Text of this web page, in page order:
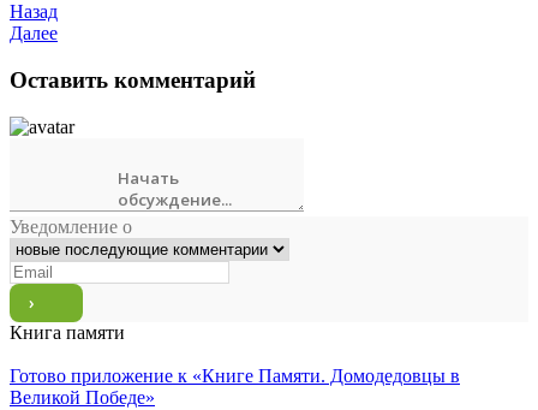
Назад
Далее
Оставить комментарий
Уведомление о
Книга памяти
Готово приложение к «Книге Памяти. Домодедовцы в
Великой Победе»